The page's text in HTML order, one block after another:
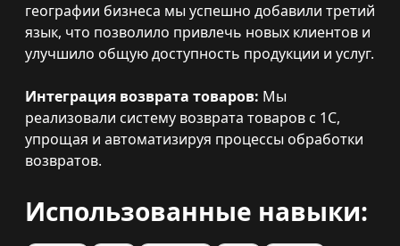
географии бизнеса мы успешно добавили третий
язык, что позволило привлечь новых клиентов и
улучшило общую доступность продукции и услуг.
Интеграция возврата товаров: Мы
реализовали систему возврата товаров с 1C,
упрощая и автоматизируя процессы обработки
возвратов.
Использованные навыки: